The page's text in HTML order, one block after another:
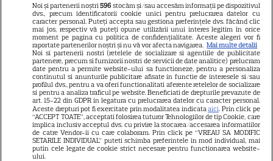
21
SERIALE AMERICANE
Sandra Oh dezvăluie de ce a
Noi și partenerii noștri596 stocăm și/sau accesăm informații pe dispozitivul
dvs., precum identificatorii cookie unici pentru prelucrarea datelor cu
caracter personal. Puteți accepta sau gestiona preferințele dvs. făcând clic
mai jos, respectiv vă puteți opune utilizării unui interes legitim în orice
moment pe pagina cu politica de confidențialitate. Aceste alegeri vor fi
raportate partenerilor noștri și nu vă vor afecta navigarea. Mai multe detalii
Noi si partenerii nostri (retelele de socializare si agentiile de publicitate
partenere, precum si furnizorii nostri de servicii de date analitice) prelucram
date pentru a permite website-ului sa functioneze, pentru a personaliza
continutul si anunturile publicitare afisate in functie de interesele si/sau
profilul dvs., pentru a va oferi functionalitati aferente retelelor de socializare
si pentru a analiza traficul pe website. Beneficiati de drepturile prevazute de
art. 15-22 din GDPR in legatura cu prelucrarea datelor cu caracter personal.
Aceste drepturi pot fi exercitate prin modalitatea indicataaici. Prin click pe
“ACCEPT TOATE”, acceptati folosirea tuturor Tehnologiilor de tip Cookie, care
implica inclusiv acceptul dvs. cu privire la stocarea/accesarea informatiilor
de catre Vendor-ii cu care colaboram. Prin click pe “VREAU SA MODIFIC
SETARILE INDIVIDUAL” puteti schimba preferintele in mod individual, mai
putin cele legate de cookie strict necesare pentru functionarea website-
ului.